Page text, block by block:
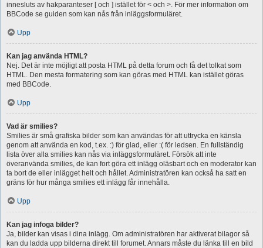
innesluts av hakparanteser [ och ] istället för < och >. För mer information om
BBCode se guiden som kan nås från inläggsformuläret.
Upp
Kan jag använda HTML?
Nej. Det är inte möjligt att posta HTML på detta forum och få det tolkat som
HTML. Den mesta formatering som kan göras med HTML kan istället göras
med BBCode.
Upp
Vad är smilies?
Smilies är små grafiska bilder som kan användas för att uttrycka en känsla
genom att använda en kod, t.ex. :) för glad, eller :( för ledsen. En fullständig
lista över alla smilies kan nås via inläggsformuläret. Försök att inte
överanvända smilies, de kan fort göra ett inlägg oläsbart och en moderator kan
ta bort de eller inlägget helt och hållet. Administratören kan också ha satt en
gräns för hur många smilies ett inlägg får innehålla.
Upp
Kan jag infoga bilder?
Ja, bilder kan visas i dina inlägg. Om administratören har aktiverat bilagor så
kan du ladda upp bilderna direkt till forumet. Annars måste du länka till en bild